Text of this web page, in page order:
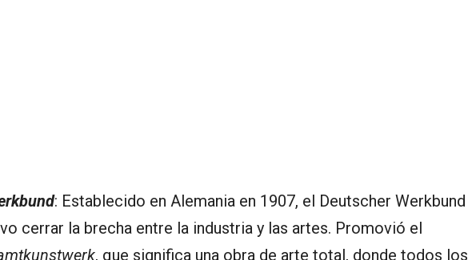
: Establecido en Alemania en 1907, el Deutscher Werkbund
cerrar la brecha entre la industria y las artes. Promovió el
, que significa una obra de arte total, donde todos los